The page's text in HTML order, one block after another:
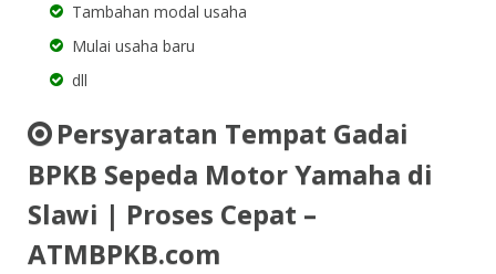
Tambahan modal usaha
Mulai usaha baru
dll
Persyaratan Tempat Gadai
BPKB Sepeda Motor Yamaha di
Slawi | Proses Cepat –
ATMBPKB.com